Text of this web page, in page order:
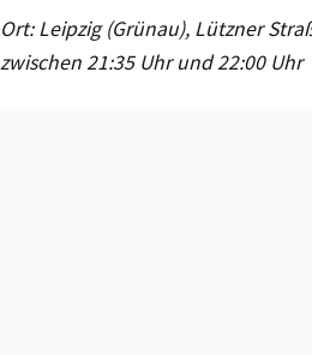
Ort: Leipzig (Grünau), Lützner
zwischen 21:35 Uhr und 22:00 Uhr